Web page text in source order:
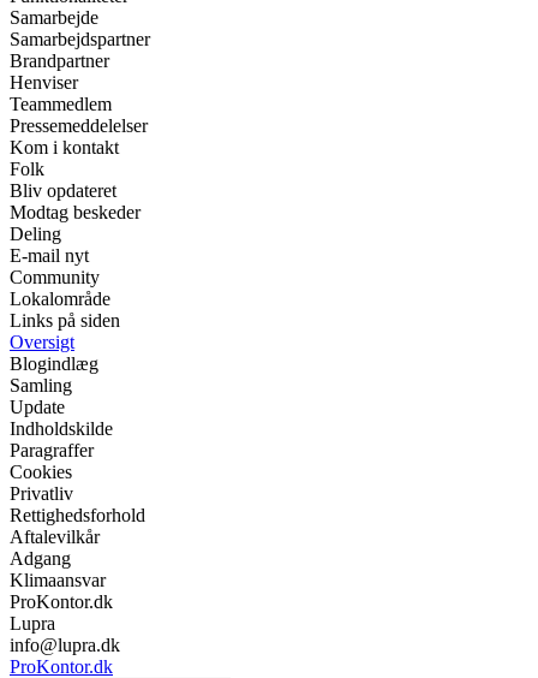
Samarbejde
Samarbejdspartner
Brandpartner
Henviser
Teammedlem
Pressemeddelelser
Kom i kontakt
Folk
Bliv opdateret
Modtag beskeder
Deling
E-mail nyt
Community
Lokalområde
Links på siden
Oversigt
Blogindlæg
Samling
Update
Indholdskilde
Paragraffer
Cookies
Privatliv
Rettighedsforhold
Aftalevilkår
Adgang
Klimaansvar
ProKontor.dk
Lupra
info@lupra.dk
ProKontor.dk